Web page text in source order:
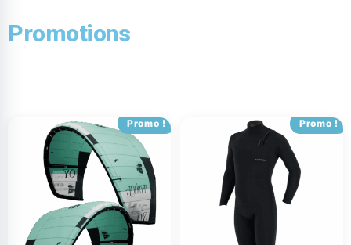
Promotions
Promo ! Promo !